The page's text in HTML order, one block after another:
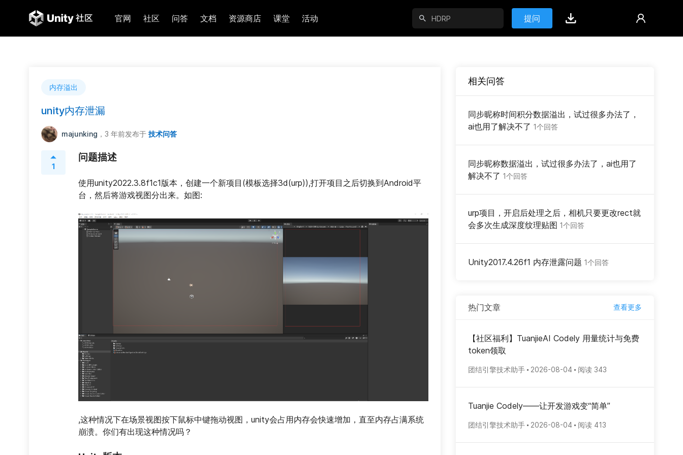
官网 社区 问答 文档 资源商店 课堂 活动 提问
内存溢出
unity内存泄漏
majunking ，3 年前发布于 技术问答
1
问题描述
使用unity2022.3.8f1c1版本，创建一个新项目(模板选择3d(urp)),打开项目之后切换到Android平
台，然后将游戏视图分出来。如图:
,这种情况下在场景视图按下鼠标中键拖动视图，unity会占用内存会快速增加，直至内存占满系统
崩溃。你们有出现这种情况吗？
相关问答
同步昵称时间积分数据溢出，试过很多办法了，
ai也用了解决不了 1个回答
同步昵称数据溢出，试过很多办法了，ai也用了
解决不了 1个回答
urp项目，开启后处理之后，相机只要更改rect就
会多次生成深度纹理贴图 1个回答
Unity2017.4.26f1 内存泄露问题 1个回答
热门文章 查看更多
【社区福利】TuanjieAI Codely 用量统计与免费
token领取
团结引擎技术助手 2026-08-04 阅读 343
Tuanjie Codely——让开发游戏变“简单”
团结引擎技术助手 2026-08-04 阅读 413